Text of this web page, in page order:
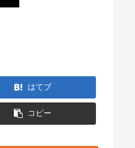
はてブ
コピー